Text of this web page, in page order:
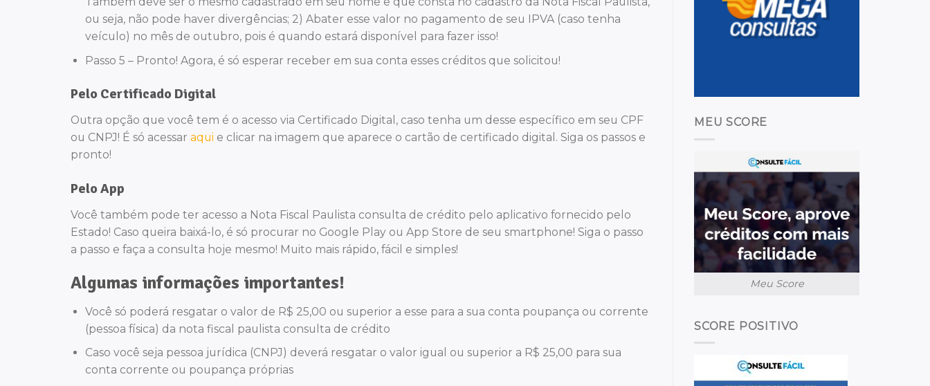
ou seja, não pode haver divergências; 2) Abater esse valor no pagamento de seu IPVA (caso tenha
veículo) no mês de outubro, pois é quando estará disponível para fazer isso!
Passo 5 – Pronto! Agora, é só esperar receber em sua conta esses créditos que solicitou!
Pelo Certificado Digital
Outra opção que você tem é o acesso via Certificado Digital, caso tenha um desse específico em seu CPF
ou CNPJ! É só acessar aqui e clicar na imagem que aparece o cartão de certificado digital. Siga os passos e
pronto!
Pelo App
Você também pode ter acesso a Nota Fiscal Paulista consulta de crédito pelo aplicativo fornecido pelo
Estado! Caso queira baixá-lo, é só procurar no Google Play ou App Store de seu smartphone! Siga o passo
a passo e faça a consulta hoje mesmo! Muito mais rápido, fácil e simples!
Algumas informações importantes!
Você só poderá resgatar o valor de R$ 25,00 ou superior a esse para a sua conta poupança ou corrente
(pessoa física) da nota fiscal paulista consulta de crédito
Caso você seja pessoa jurídica (CNPJ) deverá resgatar o valor igual ou superior a R$ 25,00 para sua
conta corrente ou poupança próprias
MEU SCORE
Meu Score
SCORE POSITIVO